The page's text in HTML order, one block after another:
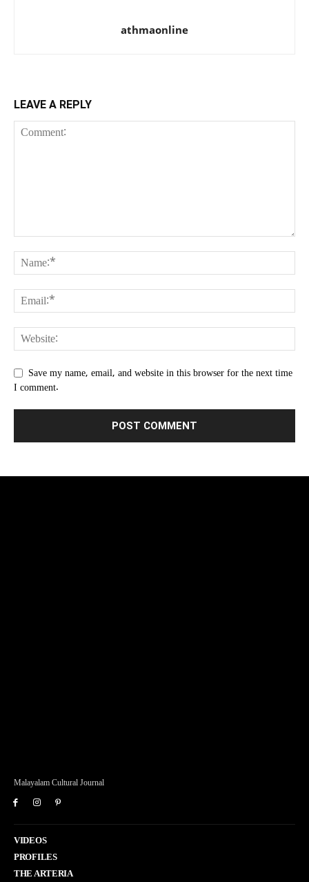
athmaonline
LEAVE A REPLY
Save my name, email, and website in this browser for the next time
I comment.
Malayalam Cultural Journal
VIDEOS
PROFILES
THE ARTERIA